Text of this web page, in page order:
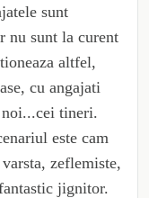
sunt
nu sunt la curent
altfel,
cu angajati
tineri.
este cam
zeflemiste,
jignitor.